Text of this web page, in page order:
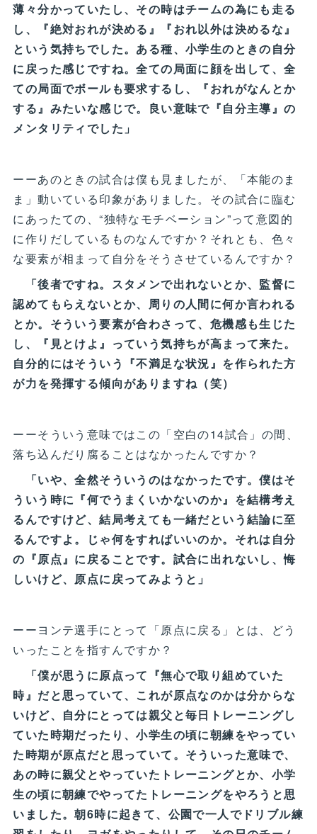
薄々分かっていたし、その時はチームの為にも走る
し、『絶対おれが決める』『おれ以外は決めるな』
という気持ちでした。ある種、小学生のときの自分
に戻った感じですね。全ての局面に顔を出して、全
ての局面でボールも要求するし、『おれがなんとか
する』みたいな感じで。良い意味で『自分主導』の
メンタリティでした」
ーーあのときの試合は僕も見ましたが、「本能のま
ま」動いている印象がありました。その試合に臨む
にあったての、“独特なモチベーション”って意図的
に作りだしているものなんですか？それとも、色々
な要素が相まって自分をそうさせているんですか？
「後者ですね。スタメンで出れないとか、監督に
認めてもらえないとか、周りの人間に何か言われる
とか。そういう要素が合わさって、危機感も生じた
し、『見とけよ』っていう気持ちが高まって来た。
自分的にはそういう『不満足な状況』を作られた方
が力を発揮する傾向がありますね（笑）
ーーそういう意味ではこの「空白の14試合」の間、
落ち込んだり腐ることはなかったんですか？
「いや、全然そういうのはなかったです。僕はそ
ういう時に『何でうまくいかないのか』を結構考え
るんですけど、結局考えても一緒だという結論に至
るんですよ。じゃ何をすればいいのか。それは自分
の『原点』に戻ることです。試合に出れないし、悔
しいけど、原点に戻ってみようと」
ーーヨンテ選手にとって「原点に戻る」とは、どう
いったことを指すんですか？
「僕が思うに原点って『無心で取り組めていた
時』だと思っていて、これが原点なのかは分からな
いけど、自分にとっては親父と毎日トレーニングし
ていた時期だったり、小学生の頃に朝練をやってい
た時期が原点だと思っていて。そういった意味で、
あの時に親父とやっていたトレーニングとか、小学
生の頃に朝練でやってたトレーニングをやろうと思
いました。朝6時に起きて、公園で一人でドリブル練